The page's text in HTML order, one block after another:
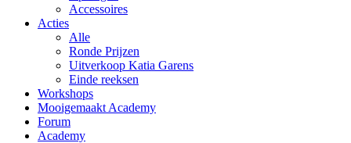
Accessoires
Acties
Alle
Ronde Prijzen
Uitverkoop Katia Garens
Einde reeksen
Workshops
Mooigemaakt Academy
Forum
Academy